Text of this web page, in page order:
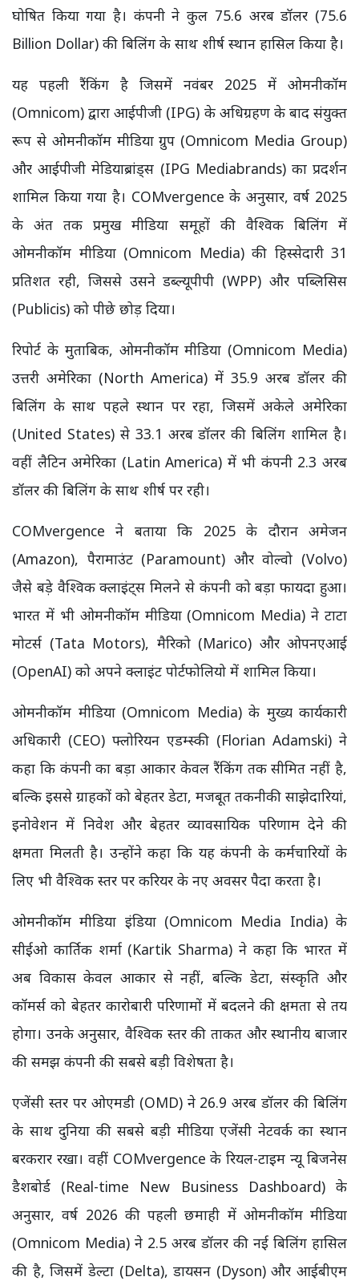
घोषित किया गया है। कंपनी ने कुल 75.6 अरब डॉलर (75.6
Billion Dollar) की बिलिंग के साथ शीर्ष स्थान हासिल किया है।
यह पहली रैंकिंग है जिसमें नवंबर 2025 में ओमनीकॉम
(Omnicom) द्वारा आईपीजी (IPG) के अधिग्रहण के बाद संयुक्त
रूप से ओमनीकॉम मीडिया ग्रुप (Omnicom Media Group)
और आईपीजी मेडियाब्रांड्स (IPG Mediabrands) का प्रदर्शन
शामिल किया गया है। COMvergence के अनुसार, वर्ष 2025
के अंत तक प्रमुख मीडिया समूहों की वैश्विक बिलिंग में
ओमनीकॉम मीडिया (Omnicom Media) की हिस्सेदारी 31
प्रतिशत रही, जिससे उसने डब्ल्यूपीपी (WPP) और पब्लिसिस
(Publicis) को पीछे छोड़ दिया।
रिपोर्ट के मुताबिक, ओमनीकॉम मीडिया (Omnicom Media)
उत्तरी अमेरिका (North America) में 35.9 अरब डॉलर की
बिलिंग के साथ पहले स्थान पर रहा, जिसमें अकेले अमेरिका
(United States) से 33.1 अरब डॉलर की बिलिंग शामिल है।
वहीं लैटिन अमेरिका (Latin America) में भी कंपनी 2.3 अरब
डॉलर की बिलिंग के साथ शीर्ष पर रही।
COMvergence ने बताया कि 2025 के दौरान अमेजन
(Amazon), पैरामाउंट (Paramount) और वोल्वो (Volvo)
जैसे बड़े वैश्विक क्लाइंट्स मिलने से कंपनी को बड़ा फायदा हुआ।
भारत में भी ओमनीकॉम मीडिया (Omnicom Media) ने टाटा
मोटर्स (Tata Motors), मैरिको (Marico) और ओपनएआई
(OpenAI) को अपने क्लाइंट पोर्टफोलियो में शामिल किया।
ओमनीकॉम मीडिया (Omnicom Media) के मुख्य कार्यकारी
अधिकारी (CEO) फ्लोरियन एडम्स्की (Florian Adamski) ने
कहा कि कंपनी का बड़ा आकार केवल रैंकिंग तक सीमित नहीं है,
बल्कि इससे ग्राहकों को बेहतर डेटा, मजबूत तकनीकी साझेदारियां,
इनोवेशन में निवेश और बेहतर व्यावसायिक परिणाम देने की
क्षमता मिलती है। उन्होंने कहा कि यह कंपनी के कर्मचारियों के
लिए भी वैश्विक स्तर पर करियर के नए अवसर पैदा करता है।
ओमनीकॉम मीडिया इंडिया (Omnicom Media India) के
सीईओ कार्तिक शर्मा (Kartik Sharma) ने कहा कि भारत में
अब विकास केवल आकार से नहीं, बल्कि डेटा, संस्कृति और
कॉमर्स को बेहतर कारोबारी परिणामों में बदलने की क्षमता से तय
होगा। उनके अनुसार, वैश्विक स्तर की ताकत और स्थानीय बाजार
की समझ कंपनी की सबसे बड़ी विशेषता है।
एजेंसी स्तर पर ओएमडी (OMD) ने 26.9 अरब डॉलर की बिलिंग
के साथ दुनिया की सबसे बड़ी मीडिया एजेंसी नेटवर्क का स्थान
बरकरार रखा। वहीं COMvergence के रियल-टाइम न्यू बिजनेस
डैशबोर्ड (Real-time New Business Dashboard) के
अनुसार, वर्ष 2026 की पहली छमाही में ओमनीकॉम मीडिया
(Omnicom Media) ने 2.5 अरब डॉलर की नई बिलिंग हासिल
की है, जिसमें डेल्टा (Delta), डायसन (Dyson) और आईबीएम